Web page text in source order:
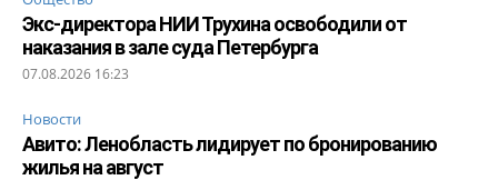
Экс-директора НИИ Трухина освободили от
наказания в зале суда Петербурга
07.08.2026 16:23
Новости
Авито: Ленобласть лидирует по бронированию
жилья на август